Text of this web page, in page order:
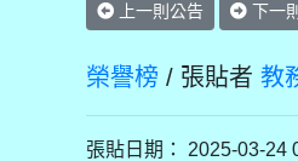
上一則公告 下一
榮譽榜 / 張貼者 教
張貼日期： 2025-03-